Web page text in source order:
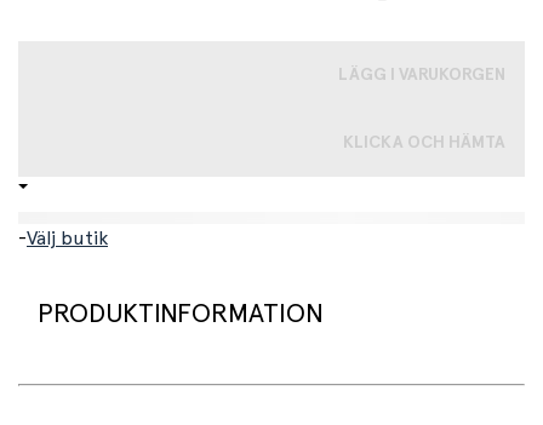
LÄGG I VARUKORGEN
KLICKA OCH HÄMTA
-Välj butik
PRODUKTINFORMATION